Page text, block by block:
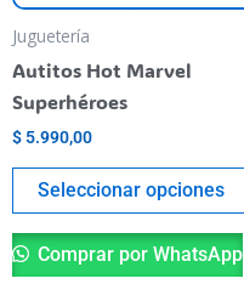
Juguetería
Autitos Hot Marvel
Superhéroes
$ 5.990,00
Seleccionar opciones
Comprar por WhatsApp